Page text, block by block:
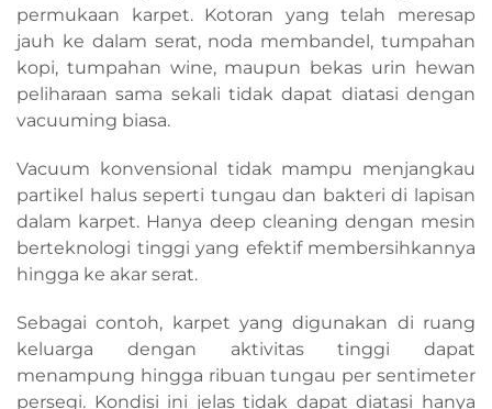
permukaan karpet. Kotoran yang telah meresap
jauh ke dalam serat, noda membandel, tumpahan
kopi, tumpahan wine, maupun bekas urin hewan
peliharaan sama sekali tidak dapat diatasi dengan
vacuuming biasa.
Vacuum konvensional tidak mampu menjangkau
partikel halus seperti tungau dan bakteri di lapisan
dalam karpet. Hanya deep cleaning dengan mesin
berteknologi tinggi yang efektif membersihkannya
hingga ke akar serat.
Sebagai contoh, karpet yang digunakan di ruang
keluarga dengan aktivitas tinggi dapat
menampung hingga ribuan tungau per sentimeter
persegi. Kondisi ini jelas tidak dapat diatasi hanya